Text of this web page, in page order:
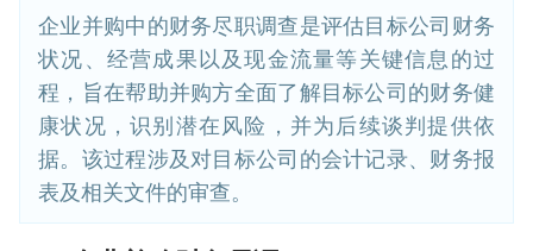
企业并购中的财务尽职调查是评估目标公司财务
状况、经营成果以及现金流量等关键信息的过
程，旨在帮助并购方全面了解目标公司的财务健
康状况，识别潜在风险，并为后续谈判提供依
据。该过程涉及对目标公司的会计记录、财务报
表及相关文件的审查。